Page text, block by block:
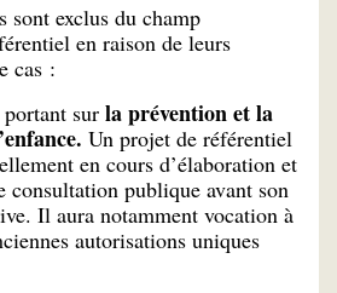
sont exclus du champ
en raison de leurs
cas :
sur la prévention et la
Un projet de référentiel
en cours d’élaboration et
consultation publique avant son
Il aura notamment vocation à
autorisations uniques